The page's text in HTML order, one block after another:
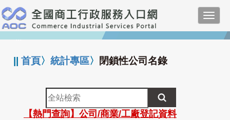
跳
到
主
要
:::
||首頁〉統計專區〉 閉鎖性公司名錄
全
站
檢
【熱門查詢】公司/商業/工廠登記資料